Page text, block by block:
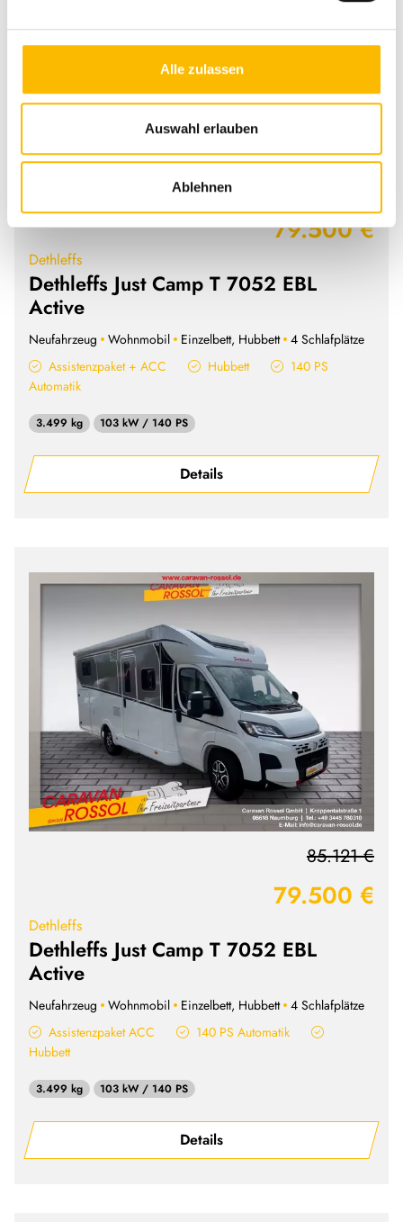
Alle zulassen
Auswahl erlauben
Ablehnen
Dethleffs
Dethleffs Just Camp T 7052 EBL
Active
Neufahrzeug Wohnmobil Einzelbett, Hubbett 4 Schlafplätze
79.500 €
Assistenzpaket + ACC Hubbett
140 PS
Automatik
3.499 kg 103 kW / 140 PS
Details
Dethleffs
Dethleffs Just Camp T 7052 EBL
Active
Neufahrzeug Wohnmobil Einzelbett, Hubbett 4 Schlafplätze
79.500 €
85.121 €
Assistenzpaket ACC
140 PS Automatik
Hubbett
3.499 kg 103 kW / 140 PS
Details